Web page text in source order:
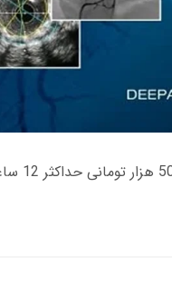
زمان تحویل